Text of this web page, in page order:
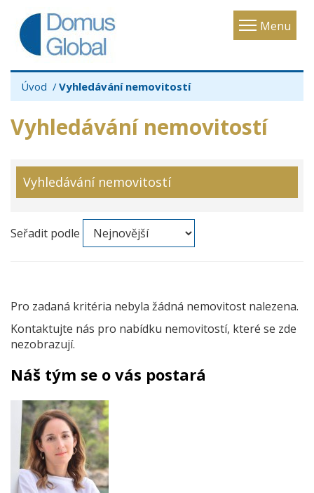
Menu
Toggle
Úvod Vyhledávání nemovitostí
Vyhledávání nemovitostí
Vyhledávání nemovitostí
Seřadit podle
Pro zadaná kritéria nebyla žádná nemovitost nalezena.
Kontaktujte nás pro nabídku nemovitostí, které se zde
nezobrazují.
Náš tým se o vás postará